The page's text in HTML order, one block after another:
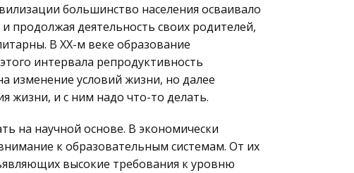
большинство населения осваивало
продолжая деятельность своих родителей,
В ХХ-м веке образование
интервала репродуктивность
изменение условий жизни, но далее
жизни, и с ним надо что-то делать.
на научной основе. В экономически
к образовательным системам. От их
высокие требования к уровню